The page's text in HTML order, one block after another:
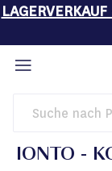
Startseite Ionto -
IONTO -